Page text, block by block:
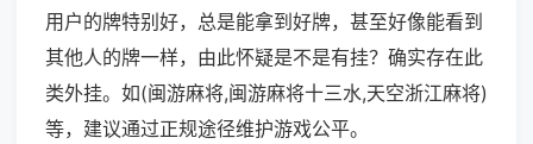
用户的牌特别好，总是能拿到好牌，甚至好像能看到
其他人的牌一样，由此怀疑是不是有挂？确实存在此
类外挂。如(闽游麻将,闽游麻将十三水,天空浙江麻将)
等，建议通过正规途径维护游戏公平。